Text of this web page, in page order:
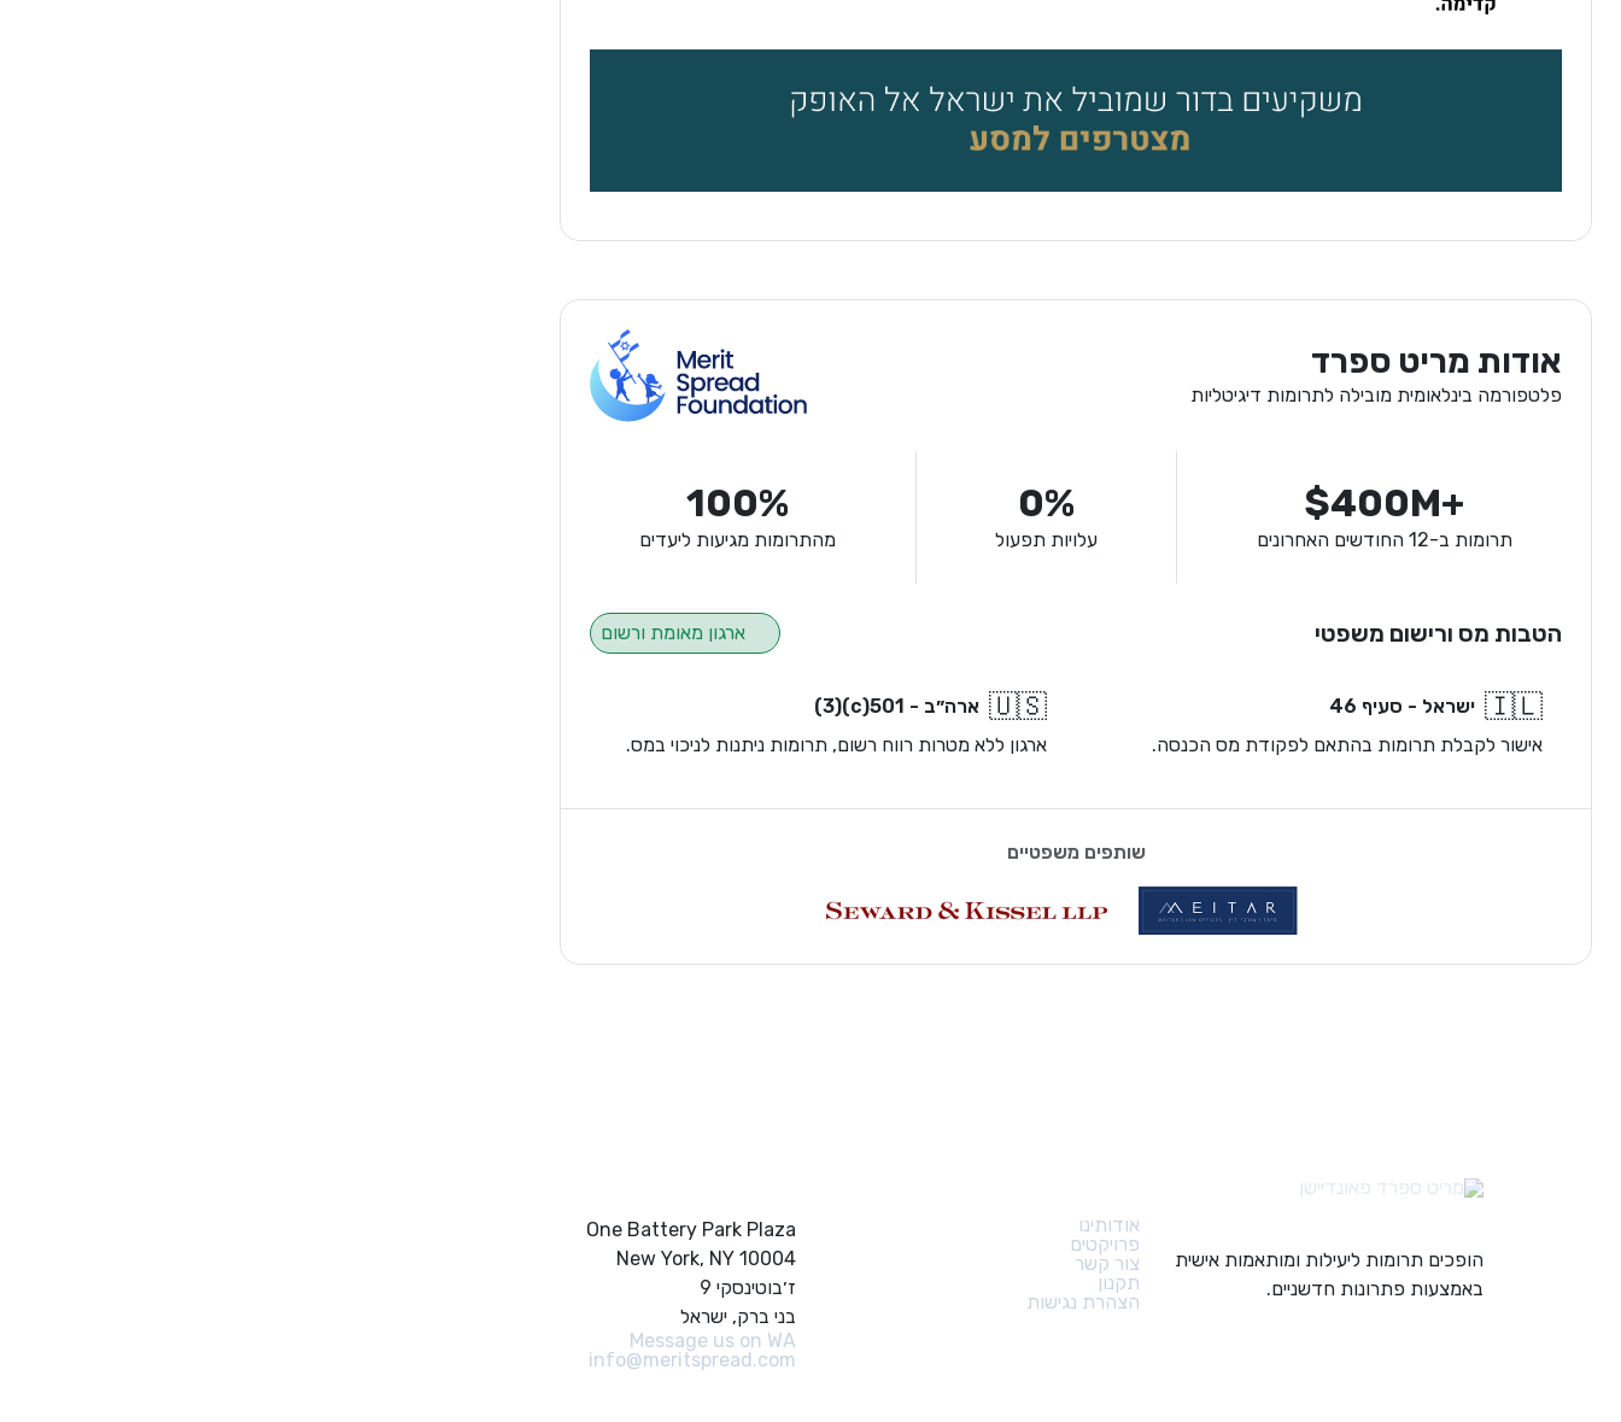
אודות מריט ספרד
פלטפורמה בינלאומית מובילה לתרומות דיגיטליות
$400M+
תרומות ב-12 החודשים האחרונים
0%
עלויות תפעול
100%
מהתרומות מגיעות ליעדים
הטבות מס ורישום משפטי ארגון מאומת ורשום
🇮🇱 ישראל - סעיף 46
אישור לקבלת תרומות בהתאם לפקודת מס הכנסה.
🇺🇸 ארה״ב - 501(c)(3)
ארגון ללא מטרות רווח רשום, תרומות ניתנות לניכוי במס.
שותפים משפטיים
הופכים תרומות ליעילות ומותאמות אישית
באמצעות פתרונות חדשניים.
אודותינו
פרויקטים
צור קשר
תקנון
הצהרת נגישות
One Battery Park Plaza
New York, NY 10004
ז׳בוטינסקי 9
בני ברק, ישראל
Message us on WA
info@meritspread.com